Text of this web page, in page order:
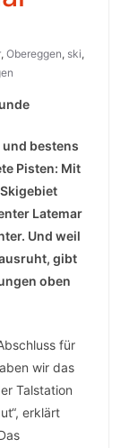
, Obereggen, ski,
bestens
Pisten: Mit
Latemar
Und weil
gibt
oben
für
wir das
Talstation
erklärt